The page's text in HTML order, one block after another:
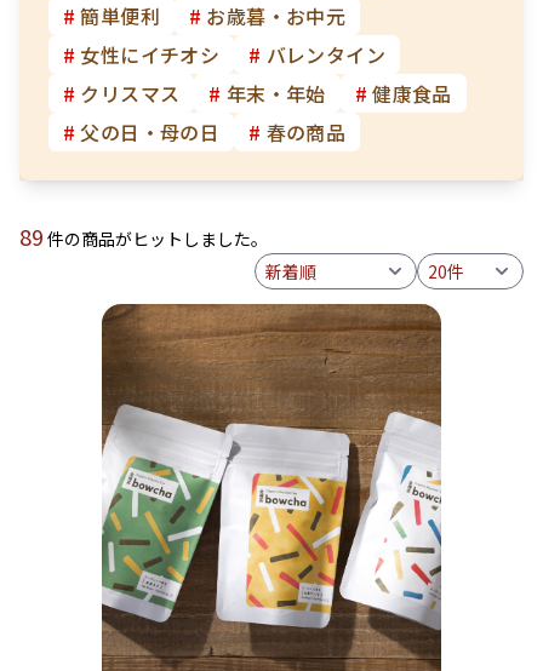
# 簡単便利 # お歳暮・お中元
# 女性にイチオシ # バレンタイン
# クリスマス # 年末・年始 # 健康食品
# 父の日・母の日 # 春の商品
89 件の商品がヒットしました。